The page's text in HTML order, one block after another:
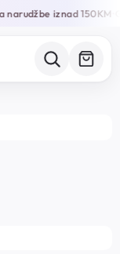
iznad 150KM•